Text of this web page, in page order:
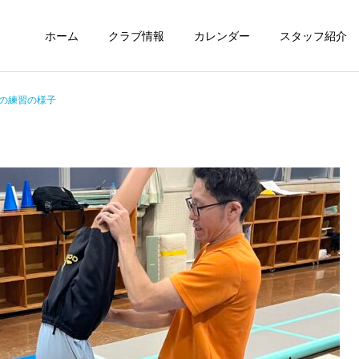
ホーム クラブ情報 カレンダー スタッフ紹介
未分類
ウィズ体操クラブ技紹介～
４段、６段閉脚跳び～
定期情報
ウィズ体操クラブ 練習の
様子
練習の様子